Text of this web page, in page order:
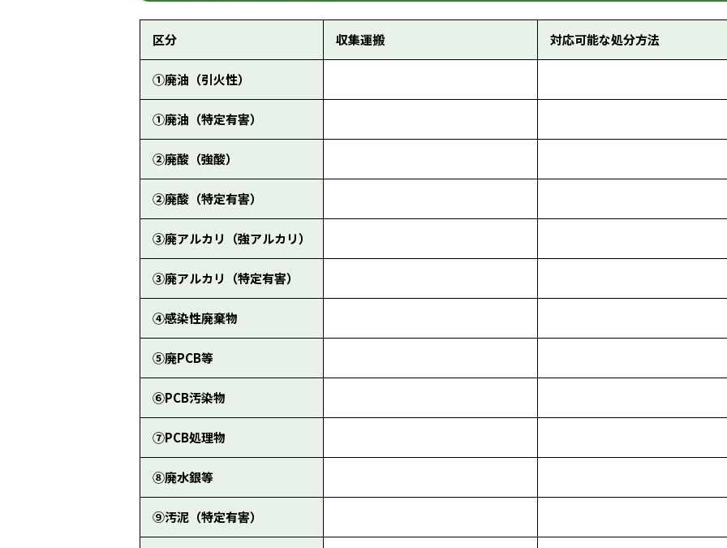
区分 収集運搬 対応可能な処分方法
①廃油（引火性）
①廃油（特定有害）
②廃酸（強酸）
②廃酸（特定有害）
③廃アルカリ（強アルカリ）
③廃アルカリ（特定有害）
④感染性廃棄物
⑤廃PCB等
⑥PCB汚染物
⑦PCB処理物
⑧廃水銀等
⑨汚泥（特定有害）